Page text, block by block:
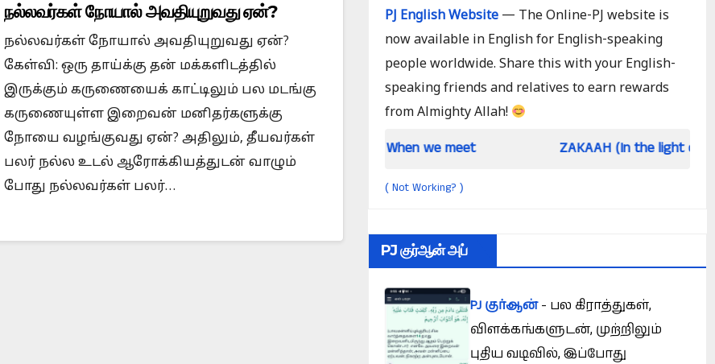
நல்லவர்கள் நோயால் அவதியுறுவது ஏன்?
நல்லவர்கள் நோயால் அவதியுறுவது ஏன்?
கேள்வி: ஒரு தாய்க்கு தன் மக்களிடத்தில்
இருக்கும் கருணையைக் காட்டிலும் பல மடங்கு
கருணையுள்ள இறைவன் மனிதர்களுக்கு
நோயை வழங்குவது ஏன்? அதிலும், தீயவர்கள்
பலர் நல்ல உடல் ஆரோக்கியத்துடன் வாழும்
போது நல்லவர்கள் பலர்…
PJ English Website— The Online-PJ website is
now available in English for English-speaking
people worldwide. Share this with your English-
speaking friends and relatives to earn rewards
from Almighty Allah!
Is Prophet Muhammad superior to Jesus? When we meet ZAKAAH (In the light of Qur an and
( Not Working? )
PJ குர்ஆன் அப்
PJ குர்ஆன்- பல கிராத்துகள்,
விளக்கங்களுடன், முற்றிலும்
புதிய வடிவில், இப்போது